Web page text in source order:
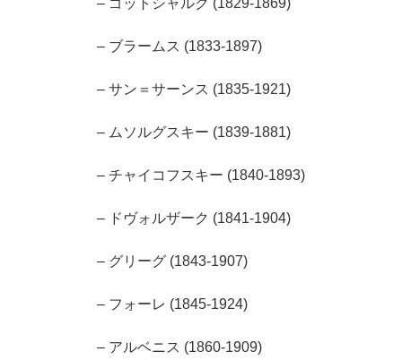
– ブラームス (1833-1897)
– サン＝サーンス (1835-1921)
– ムソルグスキー (1839-1881)
– チャイコフスキー (1840-1893)
– ドヴォルザーク (1841-1904)
– グリーグ (1843-1907)
– フォーレ (1845-1924)
– アルベニス (1860-1909)